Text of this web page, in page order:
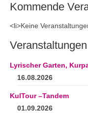
Videos
Veranstaltungen
Andenken
Leipziger
Kommende
<li>Keine
Veranstaltungen
Lyrischer Garten,
16.08.2026
KulTour –Tandem
01.09.2026